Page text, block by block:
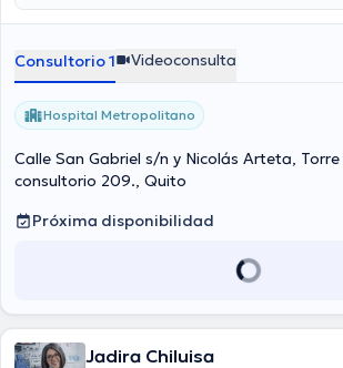
Consultorio 1 Videoconsulta
Hospital Metropolitano
Calle San Gabriel s/n y Nicolás Arteta, Torre
consultorio 209., Quito
Próxima disponibilidad
Jadira Chiluisa